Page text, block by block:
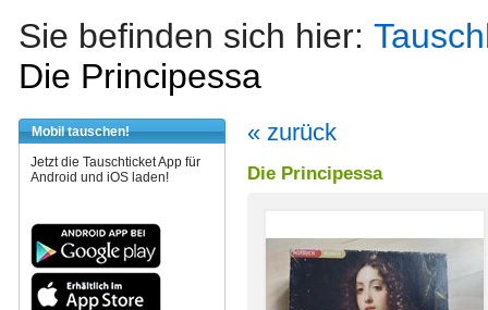
Sie befinden sich hier:
Die Principessa
Mobil tauschen!
Jetzt die Tauschticket App für
Android und iOS laden!
« zurück
Die Principessa